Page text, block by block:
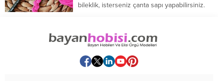
bileklik, isterseniz çanta sapı yapabilirsiniz.